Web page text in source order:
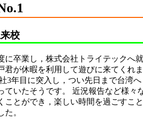
校
に卒業し，株式会社トライテックへ
君が休暇を利用して遊びに来てくれま
3年目に突入し，つい先日まで台湾へ
ていたそうです。 近況報告など様々
ことができ，楽しい時間を過ごすこと
た。